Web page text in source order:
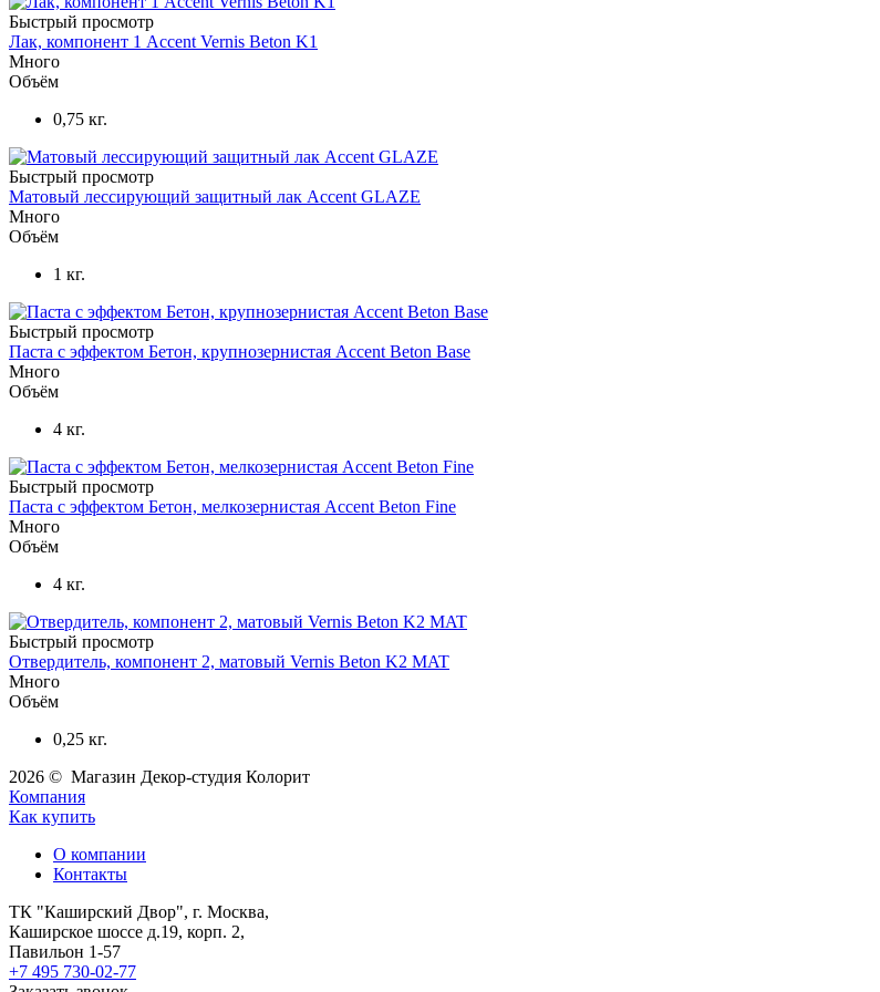
Быстрый просмотр
Лак, компонент 1 Accent Vernis Beton K1
Много
Объём
0,75 кг.
Быстрый просмотр
Матовый лессирующий защитный лак Accent GLAZE
Много
Объём
1 кг.
Быстрый просмотр
Паста с эффектом Бетон, крупнозернистая Accent Beton Base
Много
Объём
4 кг.
Быстрый просмотр
Паста с эффектом Бетон, мелкозернистая Accent Beton Fine
Много
Объём
4 кг.
Быстрый просмотр
Отвердитель, компонент 2, матовый Vernis Beton K2 MAT
Много
Объём
0,25 кг.
2026 © Магазин Декор-студия Колорит
Компания
Как купить
О компании
Контакты
ТК "Каширский Двор", г. Москва,
Каширское шоссе д.19, корп. 2,
Павильон 1-57
+7 495 730-02-77